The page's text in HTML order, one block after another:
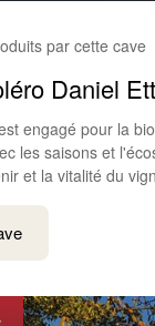
par cette cave
Daniel
engagé pour la
les saisons et
et la vitalité du